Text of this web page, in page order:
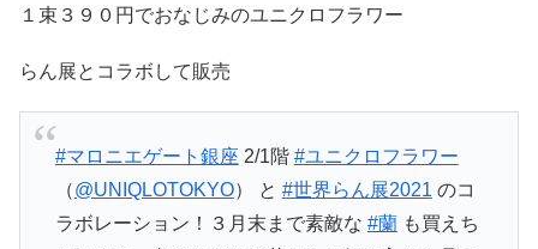
１束３９０円でおなじみのユニクロフラワー
らん展とコラボして販売
#マロニエゲート銀座 2/1階 #ユニクロフラワー
（@UNIQLOTOKYO） と #世界らん展2021 のコ
ラボレーション！３月末まで素敵な #蘭も買えち